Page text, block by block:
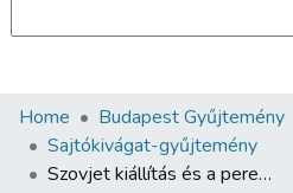
Communities & Collections
All of DSpace
Home Budapest Gyűjtemény
Sajtókivágat-gyűjtemény
Szovjet kiállítás és a peremvárosok képzőművészeti élete